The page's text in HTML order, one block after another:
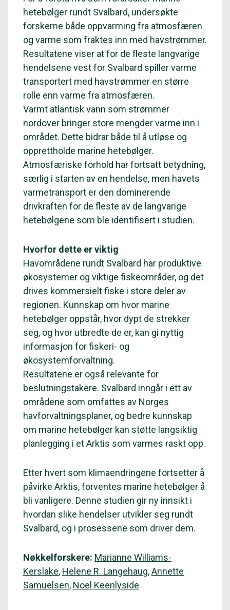
hetebølger rundt Svalbard, undersøkte
forskerne både oppvarming fra atmosfæren
og varme som fraktes inn med havstrømmer.
Resultatene viser at for de fleste langvarige
hendelsene vest for Svalbard spiller varme
transportert med havstrømmer en større
rolle enn varme fra atmosfæren.
Varmt atlantisk vann som strømmer
nordover bringer store mengder varme inn i
området. Dette bidrar både til å utløse og
opprettholde marine hetebølger.
Atmosfæriske forhold har fortsatt betydning,
særlig i starten av en hendelse, men havets
varmetransport er den dominerende
drivkraften for de fleste av de langvarige
hetebølgene som ble identifisert i studien.
Hvorfor dette er viktig
Havområdene rundt Svalbard har produktive
økosystemer og viktige fiskeområder, og det
drives kommersielt fiske i store deler av
regionen. Kunnskap om hvor marine
hetebølger oppstår, hvor dypt de strekker
seg, og hvor utbredte de er, kan gi nyttig
informasjon for fiskeri- og
økosystemforvaltning.
Resultatene er også relevante for
beslutningstakere. Svalbard inngår i ett av
områdene som omfattes av Norges
havforvaltningsplaner, og bedre kunnskap
om marine hetebølger kan støtte langsiktig
planlegging i et Arktis som varmes raskt opp.
Etter hvert som klimaendringene fortsetter å
påvirke Arktis, forventes marine hetebølger å
bli vanligere. Denne studien gir ny innsikt i
hvordan slike hendelser utvikler seg rundt
Svalbard, og i prosessene som driver dem.
Nøkkelforskere: Marianne Williams-
Kerslake, Helene R. Langehaug,Annette
Samuelsen, Noel Keenlyside